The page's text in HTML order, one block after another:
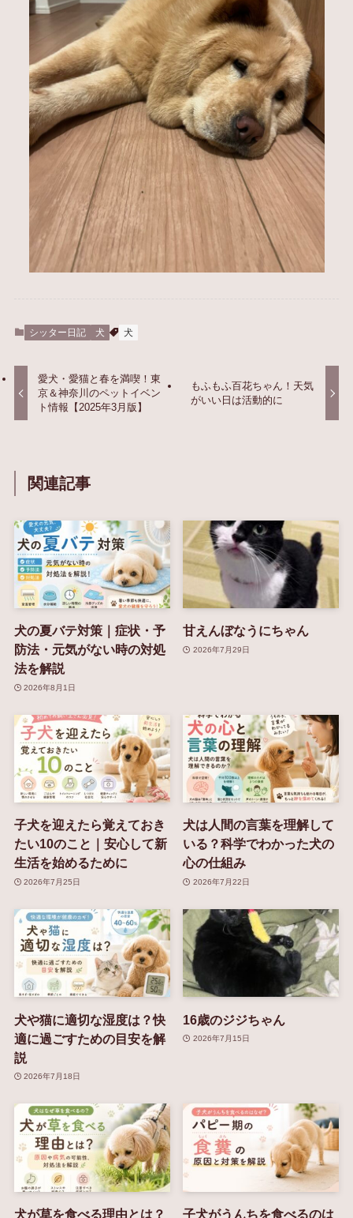
シッター日記 犬 犬
愛犬・愛猫と春を満喫！東
京＆神奈川のペットイベン
ト情報【2025年3月版】
もふもふ百花ちゃん！天気
がいい日は活動的に
関連記事
犬の夏バテ対策｜症状・予
防法・元気がない時の対処
法を解説
2026年8月1日
甘えんぼなうにちゃん
2026年7月29日
子犬を迎えたら覚えておき
たい10のこと｜安心して新
生活を始めるために
2026年7月25日
犬は人間の言葉を理解して
いる？科学でわかった犬の
心の仕組み
2026年7月22日
犬や猫に適切な湿度は？快
適に過ごすための目安を解
説
2026年7月18日
16歳のジジちゃん
2026年7月15日
犬が草を食べる理由とは？ 子犬がうんちを食べるのは